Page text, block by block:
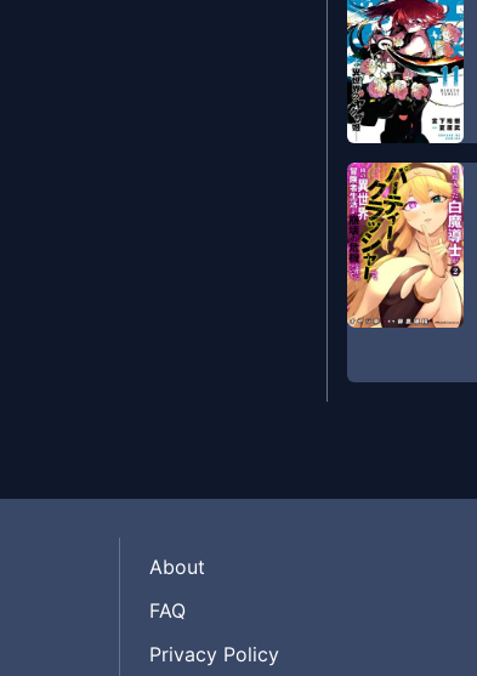
About
FAQ
Privacy Policy